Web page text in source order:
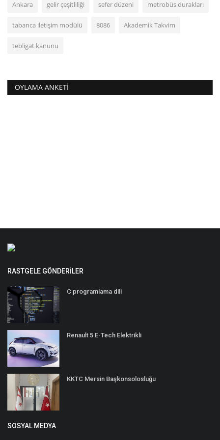
Ankara gelir çeşitliliği sefer düzeni metrobüs durakları
tabanca iletişim modülü 8086 Akademik Takvim
tebligat kanunu
OYLAMA ANKETI
RASTGELE GÖNDERILER
C programlama dili
Renault 5 E-Tech Elektrikli
KKTC Mersin Başkonsolosluğu
SOSYAL MEDYA